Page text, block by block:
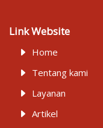
Link Website
Home
Tentang kami
Layanan
Artikel